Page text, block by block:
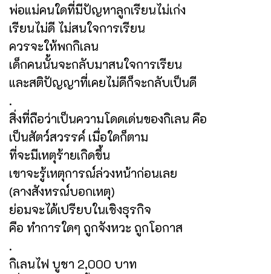
พ่อแม่คนใดที่มีปัญหาลูกเรียนไม่เก่ง
เรียนไม่ดี ไม่สนใจการเรียน
ควรจะให้พกกิเลน
เด็กคนนั้นจะกลับมาสนใจการเรียน
และสติปัญญาที่เคยไม่ดีก็จะกลับเป็นดี
.
สิ่งที่ถือว่าเป็นความโดดเด่นของกิเลน คือ
เป็นสัตว์สวรรค์ เมื่อใดก็ตาม
ที่จะมีเหตุร้ายเกิดขึ้น
เขาจะรู้เหตุการณ์ล่วงหน้าก่อนเลย
(ลางสังหรณ์บอกเหตุ)
ย่อมจะได้เปรียบในเชิงธุรกิจ
คือ ทำการใดๆ ถูกจังหวะ ถูกโอกาส
.
กิเลนไฟ บูชา 2,000 บาท